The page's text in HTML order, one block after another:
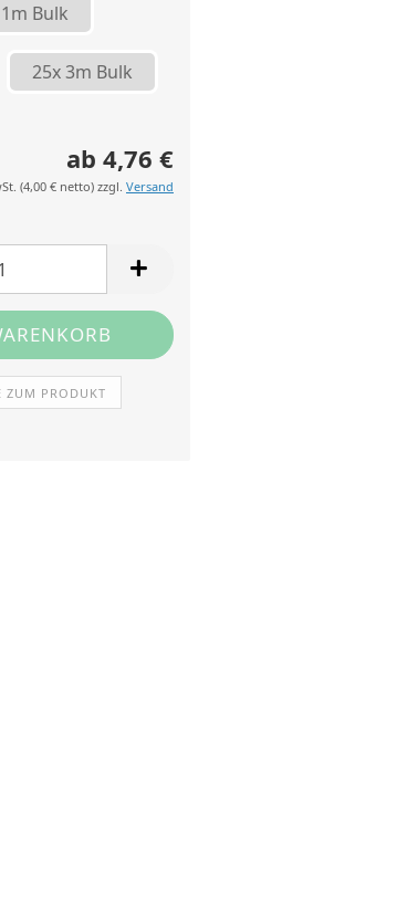
Bulk
25x 3m Bulk
ab 4,76 €
(4,00 € netto) zzgl. Versand
ZUM PRODUKT